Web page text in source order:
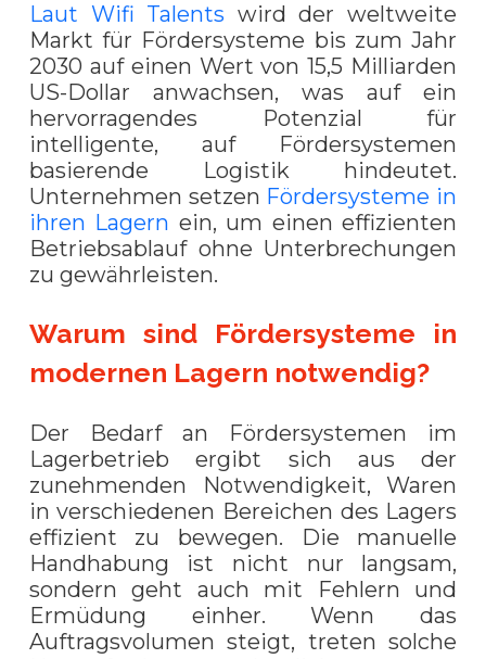
Laut Wifi Talents wird der weltweite
Markt für Fördersysteme bis zum Jahr
2030 auf einen Wert von 15,5 Milliarden
US-Dollar anwachsen, was auf ein
hervorragendes Potenzial für
intelligente, auf Fördersystemen
basierende Logistik hindeutet.
Unternehmen setzen Fördersysteme in
ihren Lagern ein, um einen effizienten
Betriebsablauf ohne Unterbrechungen
zu gewährleisten.
Warum sind Fördersysteme in
modernen Lagern notwendig?
Der Bedarf an Fördersystemen im
Lagerbetrieb ergibt sich aus der
zunehmenden Notwendigkeit, Waren
in verschiedenen Bereichen des Lagers
effizient zu bewegen. Die manuelle
Handhabung ist nicht nur langsam,
sondern geht auch mit Fehlern und
Ermüdung einher. Wenn das
Auftragsvolumen steigt, treten solche